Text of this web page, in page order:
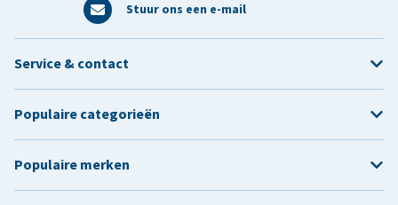
Stuur ons een e-mail
Service & contact
Populaire categorieën
Populaire merken